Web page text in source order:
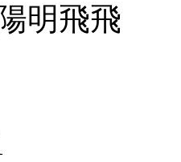
明飛飛